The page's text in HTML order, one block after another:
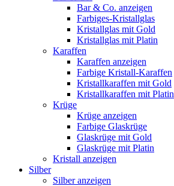
Bar & Co. anzeigen
Farbiges-Kristallglas
Kristallglas mit Gold
Kristallglas mit Platin
Karaffen
Karaffen anzeigen
Farbige Kristall-Karaffen
Kristallkaraffen mit Gold
Kristallkaraffen mit Platin
Krüge
Krüge anzeigen
Farbige Glaskrüge
Glaskrüge mit Gold
Glaskrüge mit Platin
Kristall anzeigen
Silber
Silber anzeigen